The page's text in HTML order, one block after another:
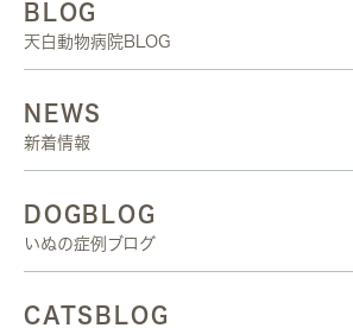
BLOG
天白動物病院BLOG
NEWS
新着情報
DOGBLOG
いぬの症例ブログ
CATSBLOG